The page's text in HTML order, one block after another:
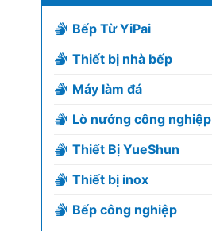
Bếp Từ YiPai
Thiết bị nhà bếp
Máy làm đá
Lò nướng công nghiệp
Thiết Bị YueShun
Thiết bị inox
Bếp công nghiệp